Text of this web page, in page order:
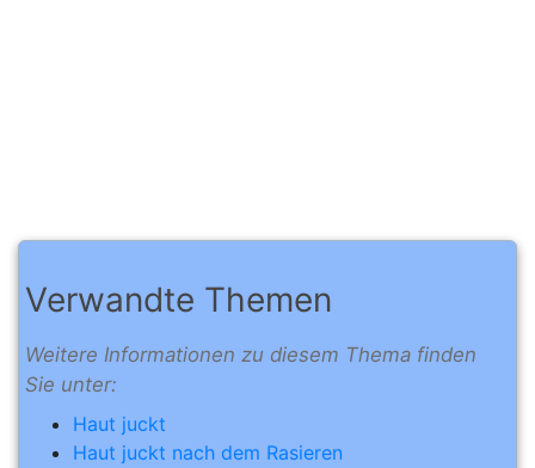
Verwandte Themen
Weitere Informationen zu diesem Thema finden
Sie unter:
Haut juckt
Haut juckt nach dem Rasieren